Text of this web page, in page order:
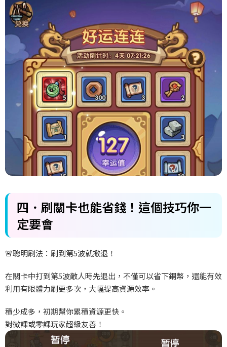
四．刷關卡也能省錢！這個技巧你一
定要會
🚨聰明刷法：刷到第5波就撤退！
在關卡中打到第5波敵人時先退出，不僅可以省下銅幣，還能有效
利用有限體力刷更多次，大幅提高資源效率。
積少成多，初期幫你累積資源更快。
對微課或零課玩家超級友善！